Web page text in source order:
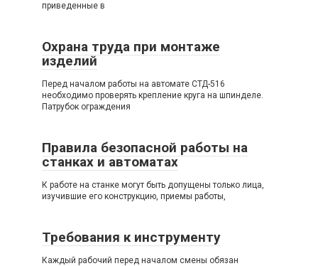
приведенные в
Охрана труда при монтаже
изделий
Перед началом работы на автомате СТД-516
необходимо проверять крепление круга на шпинделе.
Патрубок ограждения
Правила безопасной работы на
станках и автоматах
К работе на станке могут быть допущены только лица,
изучившие его конструкцию, приемы работы,
Требования к инструменту
Каждый рабочий перед началом смены обязан